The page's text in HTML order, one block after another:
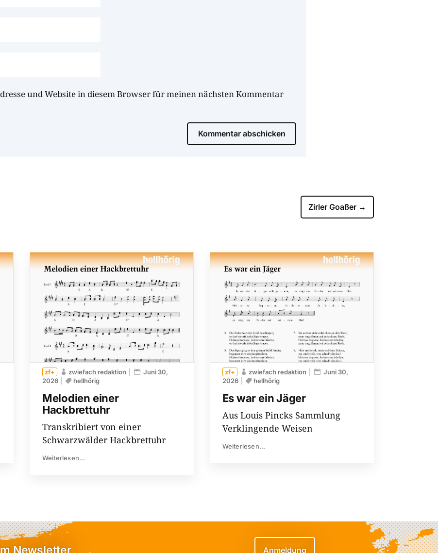
und Website in diesem Browser für meinen nächsten Kommentar
Kommentar abschicken
Zirler Goaßer →
Melodien einer
Hackbrettuhr
zwiefach redaktion
Juni 30,
2026
hellhörig
Transkribiert von einer
Schwarzwälder Hackbrettuhr
Weiterlesen...
Es war ein Jäger
zwiefach redaktion
Juni 30,
2026
hellhörig
Aus Louis Pincks Sammlung
Verklingende Weisen
Weiterlesen...
Newsletter Anmeldung